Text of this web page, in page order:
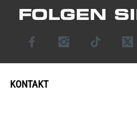
FOLGEN
KONTAKT